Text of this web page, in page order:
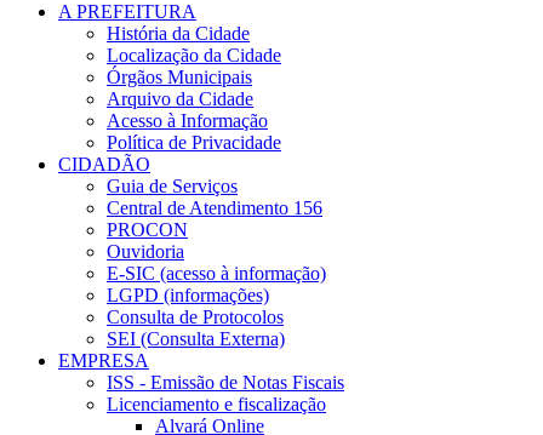
A PREFEITURA
História da Cidade
Localização da Cidade
Órgãos Municipais
Arquivo da Cidade
Acesso à Informação
Política de Privacidade
CIDADÃO
Guia de Serviços
Central de Atendimento 156
PROCON
Ouvidoria
E-SIC (acesso à informação)
LGPD (informações)
Consulta de Protocolos
SEI (Consulta Externa)
EMPRESA
ISS - Emissão de Notas Fiscais
Licenciamento e fiscalização
Alvará Online